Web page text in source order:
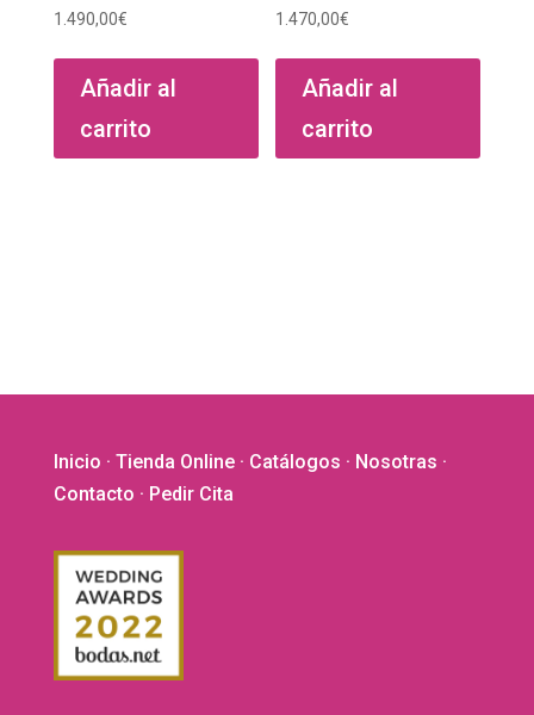
1.490,00€
Añadir al
carrito
1.470,00€
Añadir al
carrito
Inicio · Tienda Online· Catálogos · Nosotras ·
Contacto · Pedir Cita